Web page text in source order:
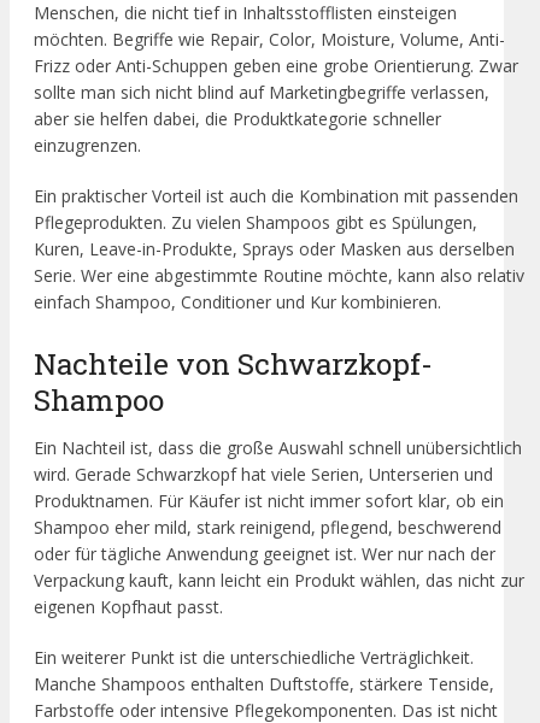
Menschen, die nicht tief in Inhaltsstofflisten einsteigen
möchten. Begriffe wie Repair, Color, Moisture, Volume, Anti-
Frizz oder Anti-Schuppen geben eine grobe Orientierung. Zwar
sollte man sich nicht blind auf Marketingbegriffe verlassen,
aber sie helfen dabei, die Produktkategorie schneller
einzugrenzen.
Ein praktischer Vorteil ist auch die Kombination mit passenden
Pflegeprodukten. Zu vielen Shampoos gibt es Spülungen,
Kuren, Leave-in-Produkte, Sprays oder Masken aus derselben
Serie. Wer eine abgestimmte Routine möchte, kann also relativ
einfach Shampoo, Conditioner und Kur kombinieren.
Nachteile von Schwarzkopf-
Shampoo
Ein Nachteil ist, dass die große Auswahl schnell unübersichtlich
wird. Gerade Schwarzkopf hat viele Serien, Unterserien und
Produktnamen. Für Käufer ist nicht immer sofort klar, ob ein
Shampoo eher mild, stark reinigend, pflegend, beschwerend
oder für tägliche Anwendung geeignet ist. Wer nur nach der
Verpackung kauft, kann leicht ein Produkt wählen, das nicht zur
eigenen Kopfhaut passt.
Ein weiterer Punkt ist die unterschiedliche Verträglichkeit.
Manche Shampoos enthalten Duftstoffe, stärkere Tenside,
Farbstoffe oder intensive Pflegekomponenten. Das ist nicht